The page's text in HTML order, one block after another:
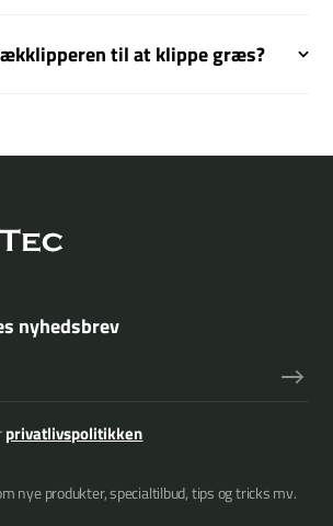
til at klippe græs?
nyhedsbrev
privatlivspolitikken
nye produkter, specialtilbud, tips og tricks mv.